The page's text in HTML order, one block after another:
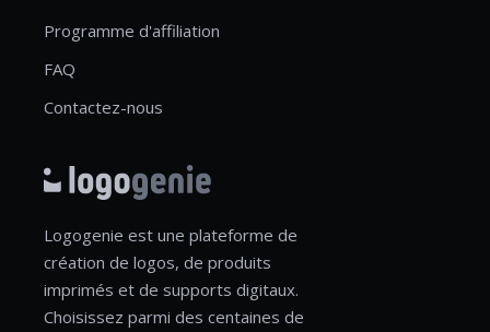
Programme d'affiliation
FAQ
Contactez-nous
Logogenie est une plateforme de
création de logos, de produits
imprimés et de supports digitaux.
Choisissez parmi des centaines de